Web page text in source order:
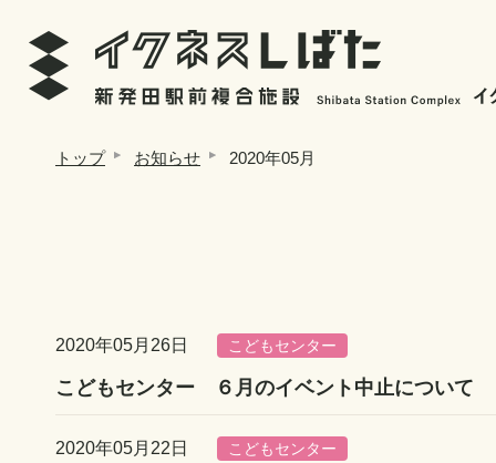
トップ お知らせ 2020年05月
2020年05月26日 こどもセンター
こどもセンター ６月のイベント中止について
2020年05月22日 こどもセンター